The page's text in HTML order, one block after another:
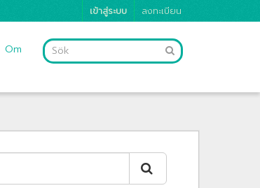
เข้าสู่ระบบ ลงทะเบียน
Om